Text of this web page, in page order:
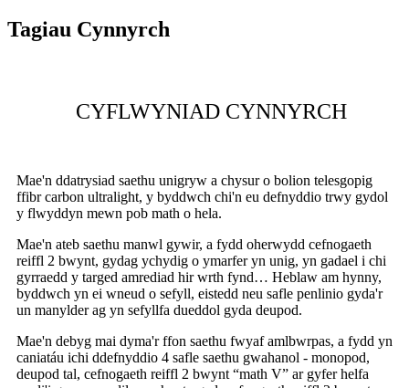
Tagiau Cynnyrch
CYFLWYNIAD CYNNYRCH
Mae'n ddatrysiad saethu unigryw a chysur o bolion telesgopig
ffibr carbon ultralight, y byddwch chi'n eu defnyddio trwy gydol
y flwyddyn mewn pob math o hela.
Mae'n ateb saethu manwl gywir, a fydd oherwydd cefnogaeth
reiffl 2 bwynt, gydag ychydig o ymarfer yn unig, yn gadael i chi
gyrraedd y targed amrediad hir wrth fynd… Heblaw am hynny,
byddwch yn ei wneud o sefyll, eistedd neu safle penlinio gyda'r
un manylder ag yn sefyllfa dueddol gyda deupod.
Mae'n debyg mai dyma'r ffon saethu fwyaf amlbwrpas, a fydd yn
caniatáu ichi ddefnyddio 4 safle saethu gwahanol - monopod,
deupod tal, cefnogaeth reiffl 2 bwynt “math V” ar gyfer helfa